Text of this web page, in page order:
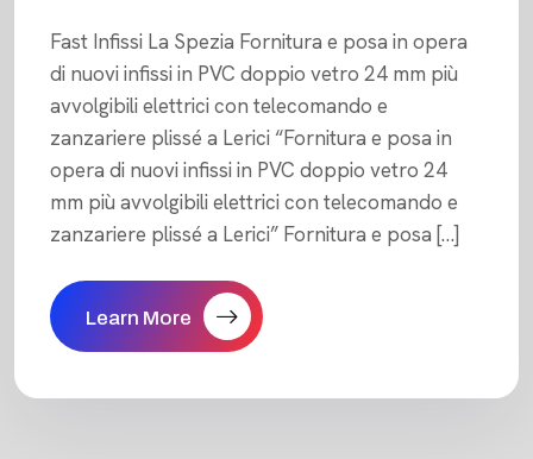
Fast Infissi La Spezia Fornitura e posa in opera
di nuovi infissi in PVC doppio vetro 24 mm più
avvolgibili elettrici con telecomando e
zanzariere plissé a Lerici “Fornitura e posa in
opera di nuovi infissi in PVC doppio vetro 24
mm più avvolgibili elettrici con telecomando e
zanzariere plissé a Lerici” Fornitura e posa […]
Learn More